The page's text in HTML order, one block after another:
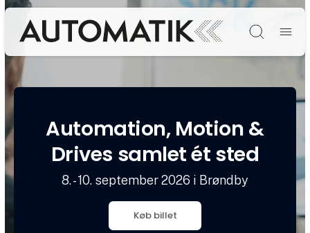
Søg
Automation, Motion &
Drives samlet ét sted
8. - 10. september 2026 i Brøndby
Køb billet